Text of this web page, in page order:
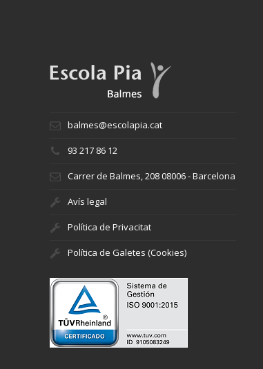
balmes@escolapia.cat
93 217 86 12
Carrer de Balmes, 208 08006 - Barcelona
Avís legal
Política de Privacitat
Política de Galetes (Cookies)